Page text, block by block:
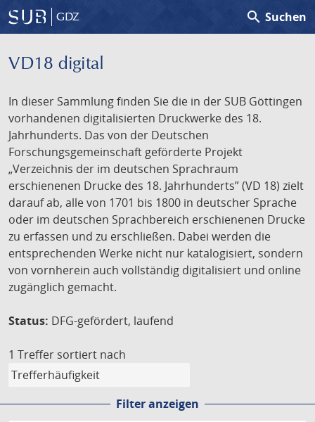
GDZ search Suchen
VD18 digital
In dieser Sammlung finden Sie die in der SUB Göttingen
vorhandenen digitalisierten Druckwerke des 18.
Jahrhunderts. Das von der Deutschen
Forschungsgemeinschaft geförderte Projekt
„Verzeichnis der im deutschen Sprachraum
erschienenen Drucke des 18. Jahrhunderts” (VD 18) zielt
darauf ab, alle von 1701 bis 1800 in deutscher Sprache
oder im deutschen Sprachbereich erschienenen Drucke
zu erfassen und zu erschließen. Dabei werden die
entsprechenden Werke nicht nur katalogisiert, sondern
von vornherein auch vollständig digitalisiert und online
zugänglich gemacht.
Status: DFG-gefördert, laufend
1 Treffer sortiert nach
Filter anzeigen